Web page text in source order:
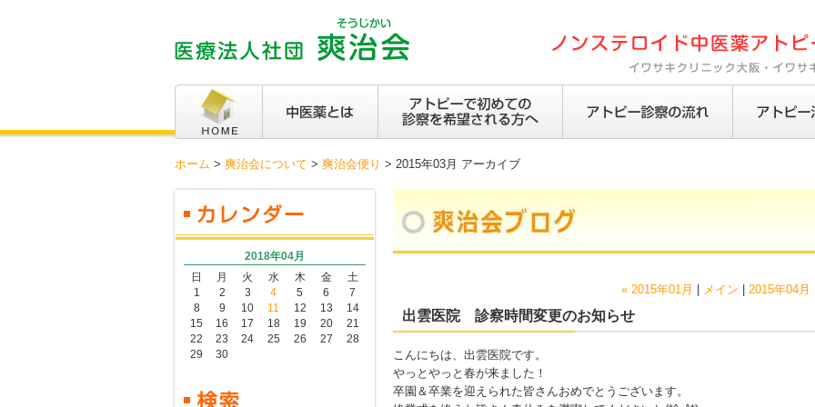
ホーム > 爽治会について > 爽治会便り > 2015年03月 アーカイブ
« 2015年01月 メイン 2015年04月
出雲医院 診察時間変更のお知らせ
こんにちは、出雲医院です。
やっとやっと春が来ました！
卒園＆卒業を迎えられた皆さんおめでとうございます。
2018年04月
日
月 火 水 木 金
土
1
2 3 4 5 6
7
8
9 10 11 12 13
14
15
16 17 18 19 20
21
22
23 24 25 26 27
28
29
30